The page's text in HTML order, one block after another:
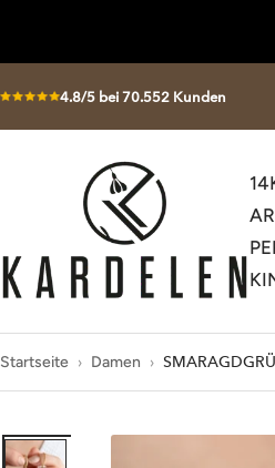
4.8/5 bei 70.552 Kunden
KARDELEN
Startseite › Damen ›